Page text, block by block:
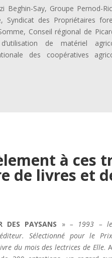
Beghin-Say, Groupe Pernod-
Syndicat des Propriétaires
Conseil régional de
de matériel
des coopératives
à ces
de livres et
DES PAYSANS »– 1993 – le
Sélectionné pour le Prix
du mois des lectrices de Elle. A